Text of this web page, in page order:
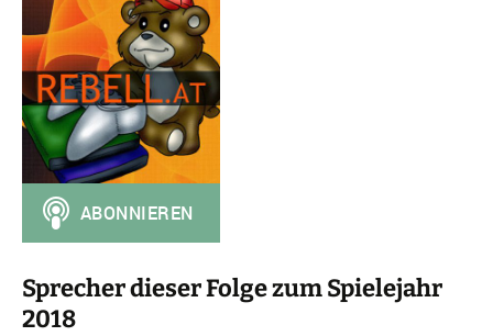
Sprecher dieser Folge zum Spielejahr
2018